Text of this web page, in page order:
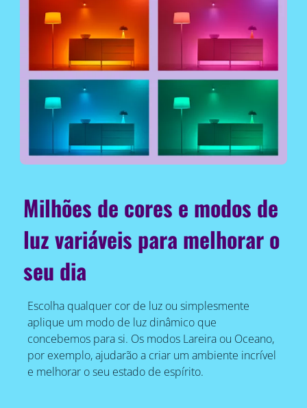
Milhões de cores e modos de
luz variáveis para melhorar o
seu dia
Escolha qualquer cor de luz ou simplesmente
aplique um modo de luz dinâmico que
concebemos para si. Os modos Lareira ou Oceano,
por exemplo, ajudarão a criar um ambiente incrível
e melhorar o seu estado de espírito.